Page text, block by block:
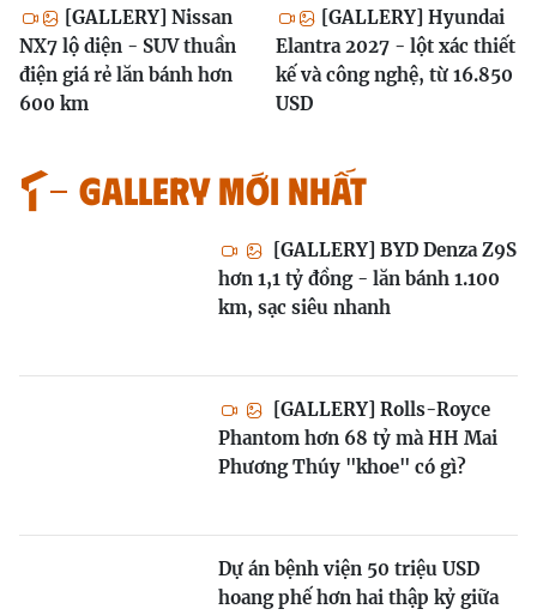
[GALLERY] Nissan
NX7 lộ diện - SUV thuần
điện giá rẻ lăn bánh hơn
600 km
[GALLERY] Hyundai
Elantra 2027 - lột xác thiết
kế và công nghệ, từ 16.850
USD
GALLERY MỚI NHẤT
[GALLERY] BYD Denza Z9S
hơn 1,1 tỷ đồng - lăn bánh 1.100
km, sạc siêu nhanh
[GALLERY] Rolls-Royce
Phantom hơn 68 tỷ mà HH Mai
Phương Thúy "khoe" có gì?
Dự án bệnh viện 50 triệu USD
hoang phế hơn hai thập kỷ giữa